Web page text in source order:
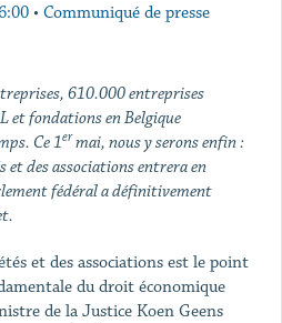
• Communiqué de presse
610.000 entreprises
et fondations en Belgique
Ce 1ermai, nous y serons enfin :
et des associations entrera en
fédéral a définitivement
et des associations est le point
du droit économique
de la Justice Koen Geens